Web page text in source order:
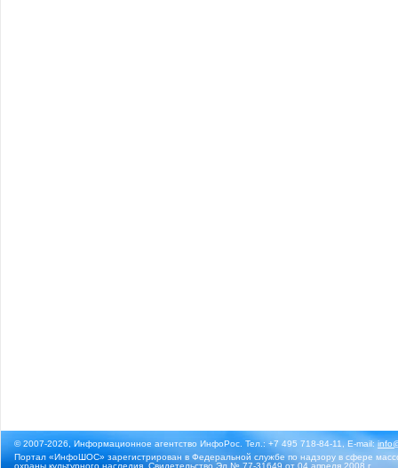
© 2007-2026, Информационное агентство ИнфоРос. Тел.: +7 495 718-84-11, E-mail:
Портал «ИнфоШОС» зарегистрирован в Федеральной службе по надзору в сфере
охраны культурного наследия. Свидетельство Эл № 77-31649 от 04 апреля 2008 г.